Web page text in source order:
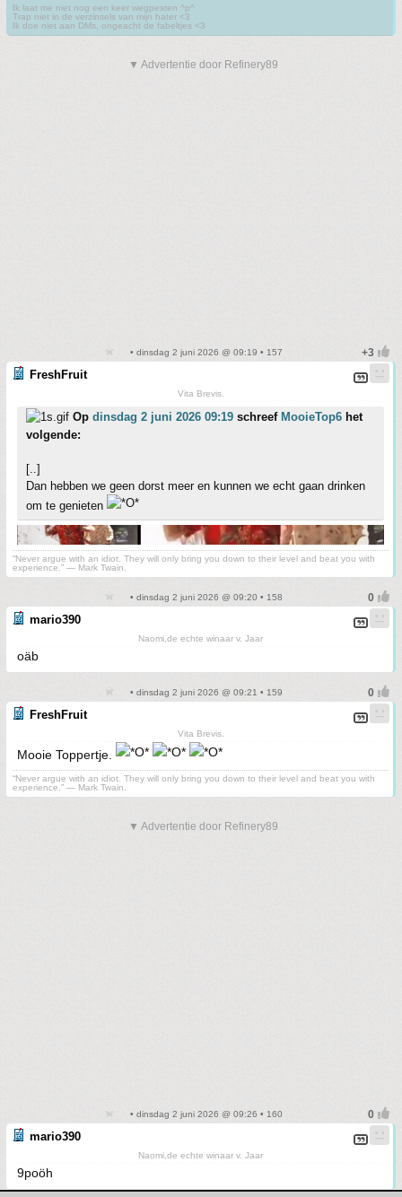
Ik laat me niet nog een keer wegpesten ^p^
Trap niet in de verzinsels van mijn hater <3
Ik doe niet aan DMs, ongeacht de fabeltjes <3
▼ Advertentie door Refinery89
• dinsdag 2 juni 2026 @ 09:19 • 157
FreshFruit
Vita Brevis.
Op dinsdag 2 juni 2026 09:19 schreef MooieTop6 het
volgende:
[..]
Dan hebben we geen dorst meer en kunnen we echt gaan drinken
om te genieten
“Never argue with an idiot. They will only bring you down to their level and beat you with
experience.” ― Mark Twain.
• dinsdag 2 juni 2026 @ 09:20 • 158
mario390
Naomi,de echte winaar v. Jaar
oäb
• dinsdag 2 juni 2026 @ 09:21 • 159
FreshFruit
Vita Brevis.
Mooie Toppertje.
“Never argue with an idiot. They will only bring you down to their level and beat you with
experience.” ― Mark Twain.
▼ Advertentie door Refinery89
• dinsdag 2 juni 2026 @ 09:26 • 160
mario390
Naomi,de echte winaar v. Jaar
9poöh